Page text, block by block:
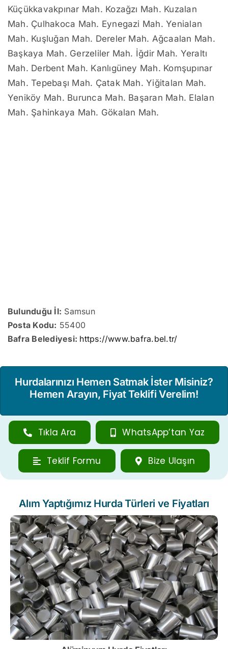
Küçükkavakpınar Mah. Kozağzı Mah. Kuzalan
Mah. Çulhakoca Mah. Eynegazi Mah. Yenialan
Mah. Kuşluğan Mah. Dereler Mah. Ağcaalan Mah.
Başkaya Mah. Gerzeliler Mah. İğdir Mah. Yeraltı
Mah. Derbent Mah. Kanlıgüney Mah. Komşupınar
Mah. Tepebaşı Mah. Çatak Mah. Yiğitalan Mah.
Yeniköy Mah. Burunca Mah. Başaran Mah. Elalan
Mah. Şahinkaya Mah. Gökalan Mah.
Bulunduğu İl: Samsun
Posta Kodu: 55400
Bafra Belediyesi: https://www.bafra.bel.tr/
Hurdalarınızı Hemen Satmak İster Misiniz?
Hemen Arayın, Fiyat Teklifi Verelim!
Tıkla Ara WhatsApp’tan Yaz
Teklif Formu Bize Ulaşın
Alım Yaptığımız Hurda Türleri ve Fiyatları